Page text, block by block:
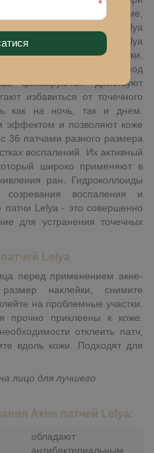
*
уменьшить воспаление,
на лице. Патчи Lelya
и постакне.
Патчи Lelya
прозрачные наклейки,
даже под
фиксируются. Действуют
избавиться от точечного
как на ночь, так и днем.
эффектом и позволяют коже
36 патчами разного размера
воспалений. Их активный
широко применяют в
ран. Гидроколлоиды
воспаления и
патчи Lelya - это совершенно
для устранения точечных
Lelya
перед применением акне-
наклейки, снимите
на проблемные участки.
прочно приклеены к коже.
отклеить патч,
вдоль кожи. Подходят для
лицо для лучшего
Акне патчей Lelya:
обладают
антибактериальным